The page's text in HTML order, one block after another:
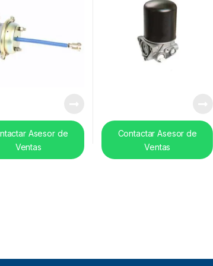
Asesor de
Ventas
Contactar Asesor de
Ventas